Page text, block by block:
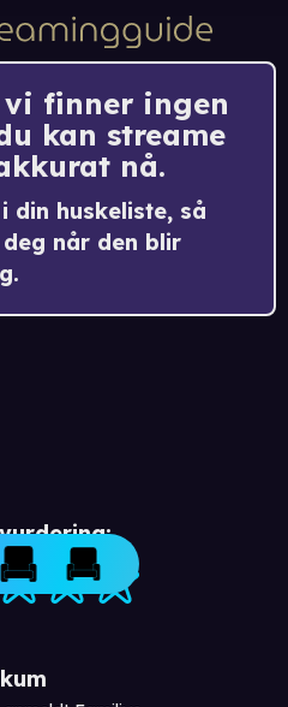
vi finner ingen
kan streame
nå.
din huskeliste, så
når den blir